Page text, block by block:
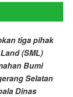
tiga pihak
(SML)
Bumi
Selatan
Dinas